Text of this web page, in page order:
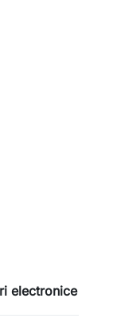
electronice